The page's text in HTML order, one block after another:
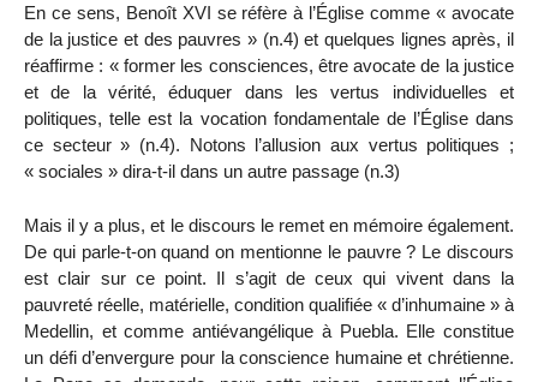
En ce sens, Benoît XVI se réfère à l’Église comme « avocate
de la justice et des pauvres » (n.4) et quelques lignes après, il
réaffirme : « former les consciences, être avocate de la justice
et de la vérité, éduquer dans les vertus individuelles et
politiques, telle est la vocation fondamentale de l’Église dans
ce secteur » (n.4). Notons l’allusion aux vertus politiques ;
« sociales » dira-t-il dans un autre passage (n.3)
Mais il y a plus, et le discours le remet en mémoire également.
De qui parle-t-on quand on mentionne le pauvre ? Le discours
est clair sur ce point. Il s’agit de ceux qui vivent dans la
pauvreté réelle, matérielle, condition qualifiée « d’inhumaine » à
Medellin, et comme antiévangélique à Puebla. Elle constitue
un défi d’envergure pour la conscience humaine et chrétienne.